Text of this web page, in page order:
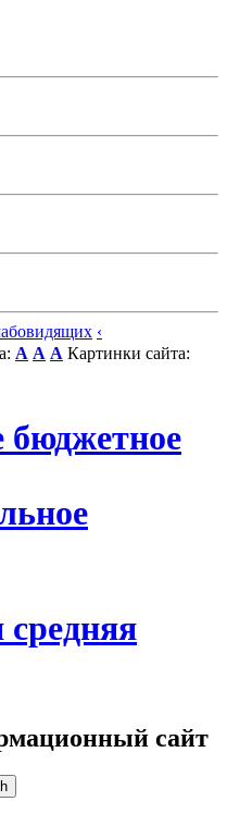
‹
A A A Картинки сайта:
средняя
сайт